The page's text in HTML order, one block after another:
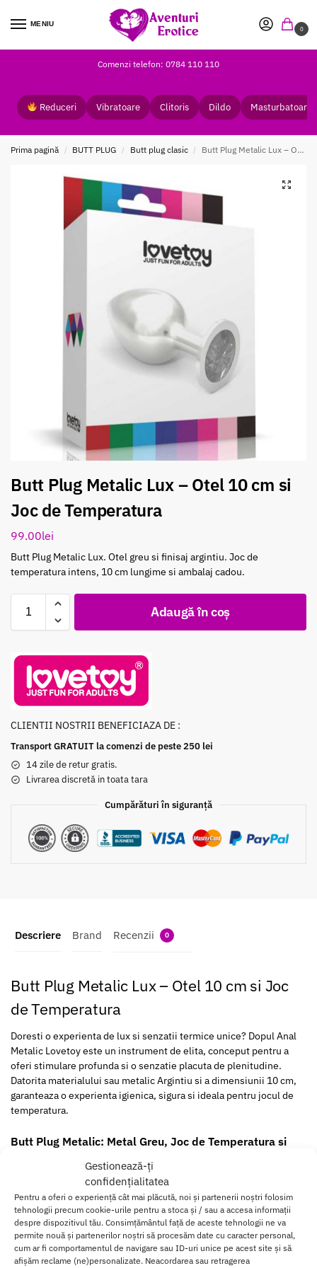
Gestionează-ți
confidențialitatea
Pentru a oferi o experiență cât mai plăcută, noi și partenerii noștri folosim
tehnologii precum cookie-urile pentru a stoca și / sau a accesa informații
despre dispozitivul tău. Consimțământul față de aceste tehnologii ne va
permite nouă și partenerilor noștri să procesăm date cu caracter personal,
cum ar fi comportamentul de navigare sau ID-uri unice pe acest site și să
afișăm reclame (ne)personalizate. Neacordarea sau retragerea
MENIU
0
Comenzi telefon: 0784 110 110
Reduceri Vibratoare Clitoris Dildo Masturbatoare
Prima pagină / BUTT PLUG / Butt plug clasic / Butt Plug Metalic Lux – Otel 10 cm si Joc de Temperatura
Butt Plug Metalic Lux – Otel 10 cm si
Joc de Temperatura
99.00lei
Butt Plug Metalic Lux. Otel greu si finisaj argintiu. Joc de
temperatura intens, 10 cm lungime si ambalaj cadou.
Adaugă în coș
CLIENTII NOSTRII BENEFICIAZA DE :
Transport GRATUIT la comenzi de peste 250 lei
14 zile de retur gratis.
Livrarea discretă in toata tara
Cumpărături în siguranță
Descriere Brand Recenzii 0
Butt Plug Metalic Lux – Otel 10 cm si Joc
de Temperatura
Doresti o experienta de lux si senzatii termice unice? Dopul Anal
Metalic Lovetoy este un instrument de elita, conceput pentru a
oferi stimulare profunda si o senzatie placuta de plenitudine.
Datorita materialului sau metalic Argintiu si a dimensiunii 10 cm,
garanteaza o experienta igienica, sigura si ideala pentru jocul de
temperatura.
Butt Plug Metalic: Metal Greu, Joc de Temperatura si
Butt Plug Metalic Lux – Otel 10 cm si Joc de Temperatura, este
perfect pentru cei care cauta o senzatie de greutate, un control
superior si versatilitatea oferita de metal.
Joc de Temperatura: Metalul greu argintiu poate fi racit inainte
de utilizare pentru o senzatie rece, electrizanta, sau incalzit in